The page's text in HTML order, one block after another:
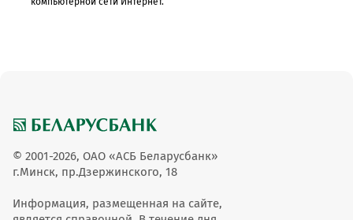
© 2001-2026, ОАО «АСБ Беларусбанк»
г.Минск, пр.Дзержинского, 18
Информация, размещенная на сайте,